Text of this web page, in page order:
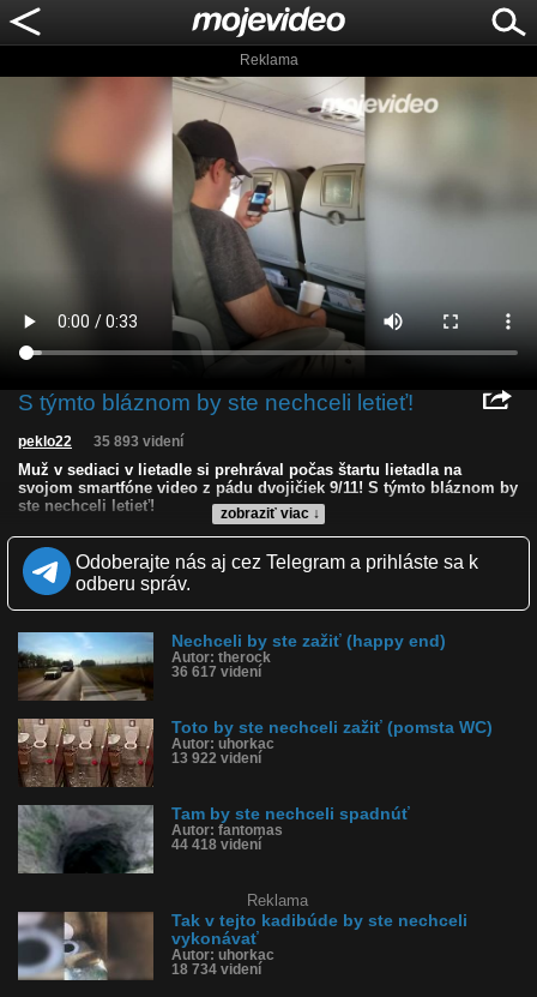
Reklama
S týmto bláznom by ste nechceli letieť!
zobraziť viac ↓
peklo22 35 893 videní
Muž v sediaci v lietadle si prehrával počas štartu lietadla na
svojom smartfóne video z pádu dvojičiek 9/11! S týmto bláznom by
ste nechceli letieť!
Kvalita:
Zverejnené: 22.7.2016 13:45
Páči sa: 55% (56 hlasov)
Dľžka: 0:33
Kategória: ľudia
Tagy: lietadlo, letieť, dvojičky, teroristi, v lietadle, 911, 9 11
História sledovanosti videa:
Odoberajte nás aj cez Telegram a prihláste sa k
odberu správ.
Nechceli by ste zažiť (happy end)
Autor: therock
36 617 videní
Toto by ste nechceli zažiť (pomsta WC)
Autor: uhorkac
13 922 videní
Tam by ste nechceli spadnúť
Autor: fantomas
44 418 videní
Reklama
Tak v tejto kadibúde by ste nechceli
vykonávať
Autor: uhorkac
18 734 videní